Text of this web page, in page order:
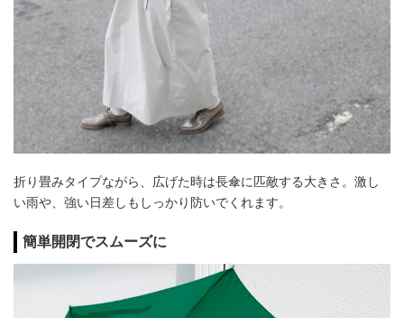
折り畳みタイプながら、広げた時は長傘に匹敵する大きさ。激し
い雨や、強い日差しもしっかり防いでくれます。
簡単開閉でスムーズに